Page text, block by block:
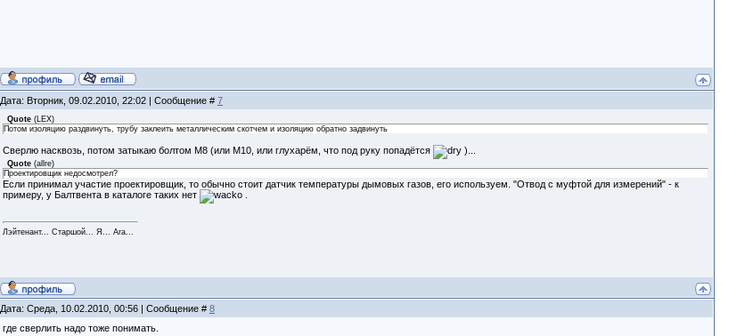
Дата: Вторник, 09.02.2010, 22:02 | Сообщение # 7
Quote(LEX)
Потом изоляцию раздвинуть, трубу заклеить металлическим скотчем и изоляцию обратно задвинуть
Сверлю насквозь, потом затыкаю болтом М8 (или М10, или глухарём, что под руку попадётся )...
Quote(allre)
Проектировщик недосмотрел?
Если принимал участие проектировщик, то обычно стоит датчик температуры дымовых газов, его используем. "Отвод с муфтой для измерений" - к
примеру, у Балтвента в каталоге таких нет
.
Лэйтенант... Старшой... Я... Ага...
Дата: Среда, 10.02.2010, 00:56 | Сообщение # 8
где сверлить надо тоже понимать.